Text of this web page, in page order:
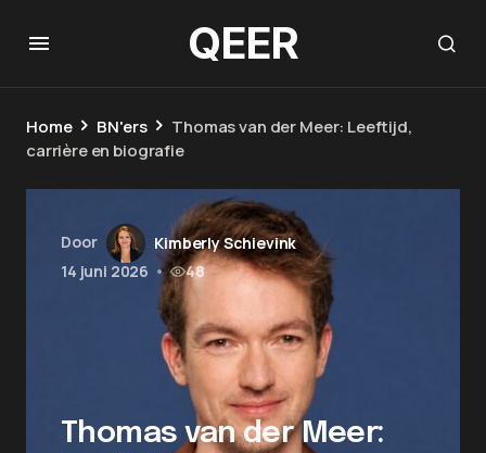
QEER
Home BN'ers
Thomas van der Meer: Leeftijd,
carrière en biografie
Door
Kimberly Schievink
14 juni 2026 • 48
Thomas van der Meer: